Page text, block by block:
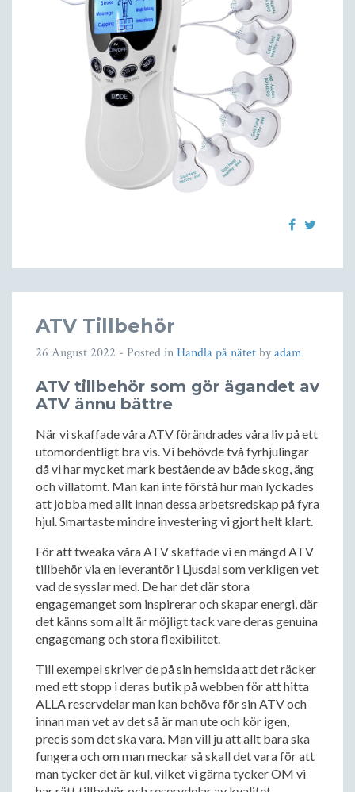
ATV Tillbehör
26 August 2022 - Posted inHandla på nätetbyadam
ATV tillbehör som gör ägandet av
ATV ännu bättre
När vi skaffade våra ATV förändrades våra liv på ett
utomordentligt bra vis. Vi behövde två fyrhjulingar
då vi har mycket mark bestående av både skog, äng
och villatomt. Man kan inte förstå hur man lyckades
att jobba med allt innan dessa arbetsredskap på fyra
hjul. Smartaste mindre investering vi gjort helt klart.
För att tweaka våra ATV skaffade vi en mängd ATV
tillbehör via en leverantör i Ljusdal som verkligen vet
vad de sysslar med. De har det där stora
engagemanget som inspirerar och skapar energi, där
det känns som allt är möjligt tack vare deras genuina
engagemang och stora flexibilitet.
Till exempel skriver de på sin hemsida att det räcker
med ett stopp i deras butik på webben för att hitta
ALLA reservdelar man kan behöva för sin ATV och
innan man vet av det så är man ute och kör igen,
precis som det ska vara. Man vill ju att allt bara ska
fungera och om man meckar så skall det vara för att
man tycker det är kul, vilket vi gärna tycker OM vi